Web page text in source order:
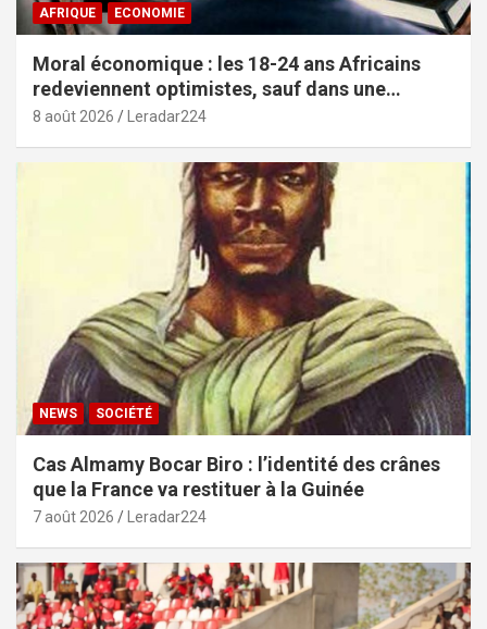
AFRIQUE ECONOMIE
Moral économique : les 18-24 ans Africains
redeviennent optimistes, sauf dans une
poignée de pays (African Youth Survey 2026)
8 août 2026 Leradar224
NEWS SOCIÉTÉ
Cas Almamy Bocar Biro : l’identité des crânes
que la France va restituer à la Guinée
7 août 2026 Leradar224